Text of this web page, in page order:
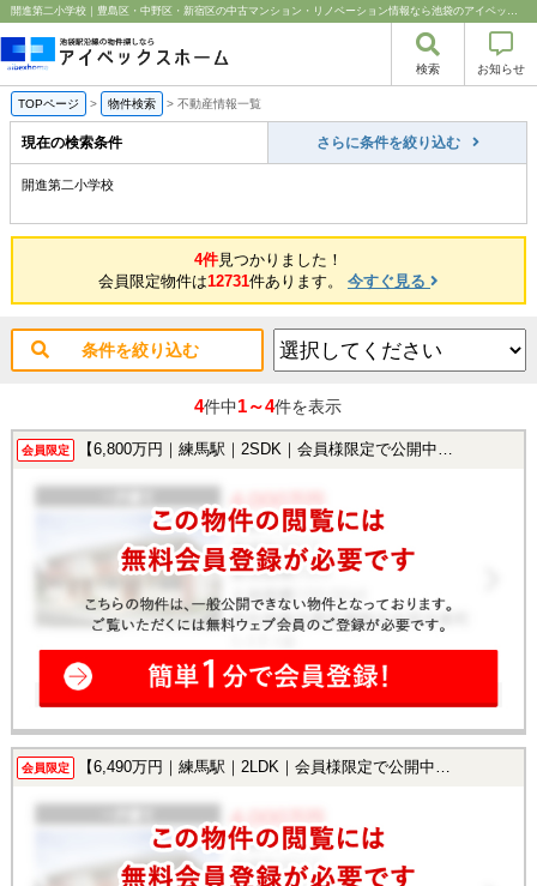
開進第二小学校｜豊島区・中野区・新宿区の中古マンション・リノベーション情報なら池袋のアイベックスホーム！
検索 お知らせ
TOPページ > 物件検索 > 不動産情報一覧
現在の検索条件 さらに条件を絞り込む
開進第二小学校
4件見つかりました！
会員限定物件は12731件あります。 今すぐ見る
条件を絞り込む
4件中1～4件を表示
会員限定 【6,800万円｜練馬駅｜2SDK｜会員様限定で公開中！】
会員限定 【6,490万円｜練馬駅｜2LDK｜会員様限定で公開中！】